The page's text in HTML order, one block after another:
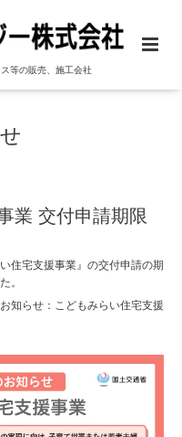
等の販売、施工会社
業 交付申請期限
住宅支援事業』の交付申請の期
。
知らせ：こどもみらい住宅支援